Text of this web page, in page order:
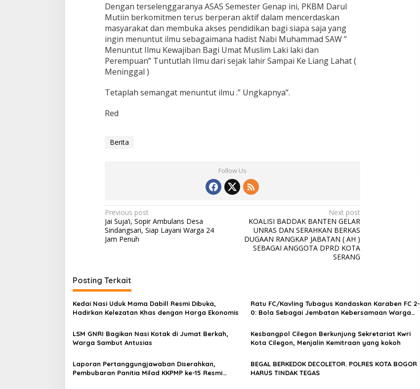
Dengan terselenggaranya ASAS Semester Genap ini, PKBM Darul
Mutiin berkomitmen terus berperan aktif dalam mencerdaskan
masyarakat dan membuka akses pendidikan bagi siapa saja yang
ingin menuntut ilmu sebagaimana hadist Nabi Muhammad SAW ”
Menuntut Ilmu Kewajiban Bagi Umat Muslim Laki laki dan
Perempuan” Tuntutlah Ilmu dari sejak lahir Sampai Ke Liang Lahat (
Meninggal )
Tetaplah semangat menuntut ilmu .” Ungkapnya”.
Red
Berita
Follow Us
Post
navigation
Previous post
Jai Suja’i, Sopir Ambulans Desa
Sindangsari, Siap Layani Warga 24
Jam Penuh
Next post
KOALISI BADDAK BANTEN GELAR
UNRAS DAN SERAHKAN BERKAS
DUGAAN RANGKAP JABATAN ( AH )
SEBAGAI ANGGOTA DPRD KOTA
SERANG
Posting Terkait
Kedai Nasi Uduk Mama Dabill Resmi Dibuka,
Hadirkan Kelezatan Khas dengan Harga Ekonomis
Ratu FC/Kavling Tubagus Kandaskan Karaben FC 2-
0: Bola Sebagai Jembatan Kebersamaan Warga
LSM GNRI Bagikan Nasi Kotak di Jumat Berkah,
Warga Sambut Antusias
Kesbangpol Cilegon Berkunjung Sekretariat Kwri
Kota Cilegon, Menjalin Kemitraan yang kokoh
Laporan Pertanggungjawaban Diserahkan,
Pembubaran Panitia Milad KKPMP ke-15 Resmi
BEGAL BERKEDOK DECOLETOR. POLRES KOTA BOGOR
HARUS TINDAK TEGAS